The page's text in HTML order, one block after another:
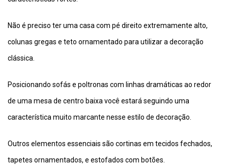
Não é preciso ter uma casa com pé direito extremamente alto,
colunas gregas e teto ornamentado para utilizar a decoração
clássica.
Posicionando sofás e poltronas com linhas dramáticas ao redor
de uma mesa de centro baixa você estará seguindo uma
característica muito marcante nesse estilo de decoração.
Outros elementos essenciais são cortinas em tecidos fechados,
tapetes ornamentados, e estofados com botões.